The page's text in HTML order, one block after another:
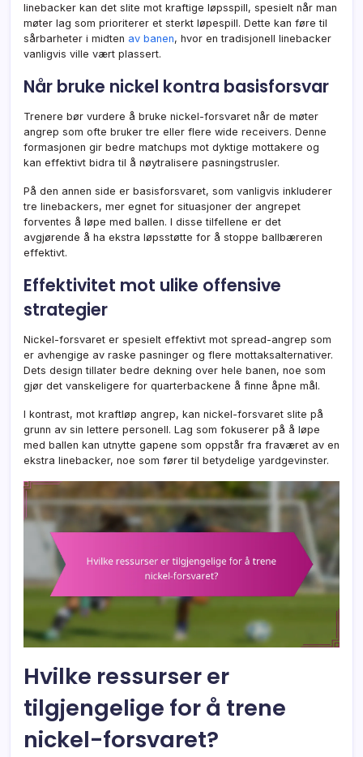
linebacker kan det slite mot kraftige løpsspill, spesielt når man
møter lag som prioriterer et sterkt løpespill. Dette kan føre til
sårbarheter i midten av banen, hvor en tradisjonell linebacker
vanligvis ville vært plassert.
Når bruke nickel kontra basisforsvar
Trenere bør vurdere å bruke nickel-forsvaret når de møter
angrep som ofte bruker tre eller flere wide receivers. Denne
formasjonen gir bedre matchups mot dyktige mottakere og
kan effektivt bidra til å nøytralisere pasningstrusler.
På den annen side er basisforsvaret, som vanligvis inkluderer
tre linebackers, mer egnet for situasjoner der angrepet
forventes å løpe med ballen. I disse tilfellene er det
avgjørende å ha ekstra løpsstøtte for å stoppe ballbæreren
effektivt.
Effektivitet mot ulike offensive
strategier
Nickel-forsvaret er spesielt effektivt mot spread-angrep som
er avhengige av raske pasninger og flere mottaksalternativer.
Dets design tillater bedre dekning over hele banen, noe som
gjør det vanskeligere for quarterbackene å finne åpne mål.
I kontrast, mot kraftløp angrep, kan nickel-forsvaret slite på
grunn av sin lettere personell. Lag som fokuserer på å løpe
med ballen kan utnytte gapene som oppstår fra fraværet av en
ekstra linebacker, noe som fører til betydelige yardgevinster.
Hvilke ressurser er
tilgjengelige for å trene
nickel-forsvaret?